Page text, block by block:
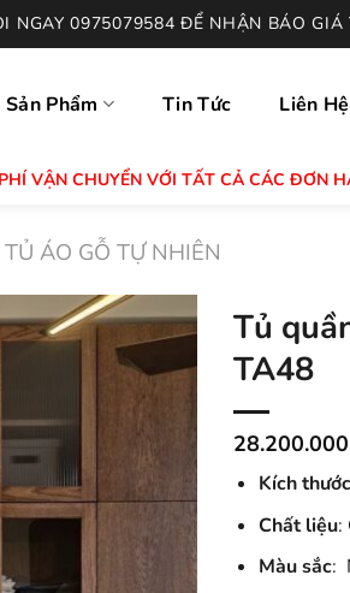
NGAY 0975079584 ĐỂ NHẬN BÁO GIÁ
Sản Phẩm Tin Tức Liên Hệ
VẬN CHUYỂN VỚI TẤT CẢ CÁC ĐƠN
TỦ ÁO GỖ TỰ NHIÊN
Tủ
TA48
28.200.000
Kích thước
Chất liệu:
Màu sắc: